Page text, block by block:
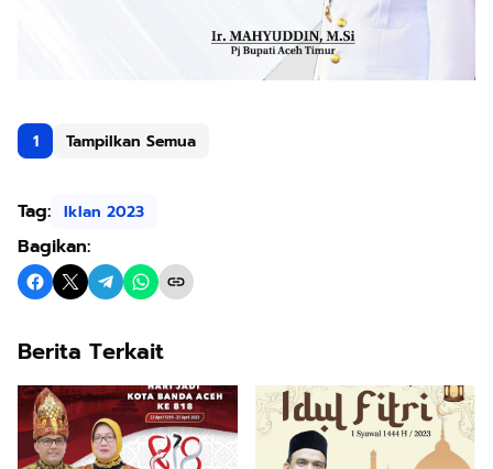
1 Tampilkan Semua
Tag: Iklan 2023
Bagikan:
Berita Terkait